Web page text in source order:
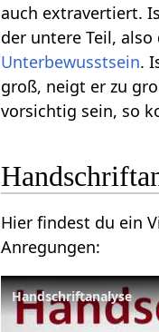
auch extravertiert.
der untere Teil, also
Unterbewusstsein.
groß, neigt er zu
vorsichtig sein, so
Hier findest du ein
Anregungen:
Handschriftanalyse